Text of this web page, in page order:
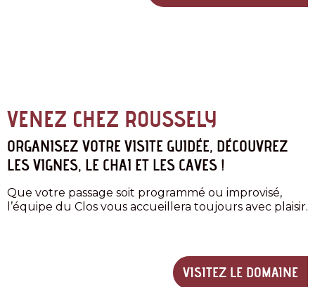
VENEZ CHEZ ROUSSELY
ORGANISEZ VOTRE VISITE GUIDÉE, DÉCOUVREZ
LES VIGNES, LE CHAI ET LES CAVES !
Que votre passage soit programmé ou improvisé,
l’équipe du Clos vous accueillera toujours avec plaisir.
VISITEZ LE DOMAINE